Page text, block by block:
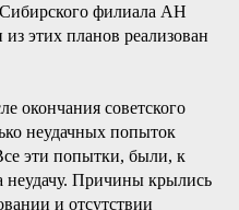
филиала АН
этих планов реализован
окончания советского
неудачных попыток
эти попытки, были, к
неудачу. Причины крылись
и отсутствии